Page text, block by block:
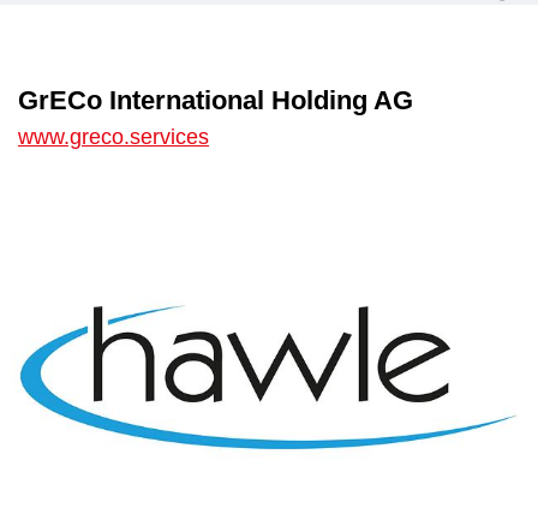
GrECo International Holding AG
www.greco.services